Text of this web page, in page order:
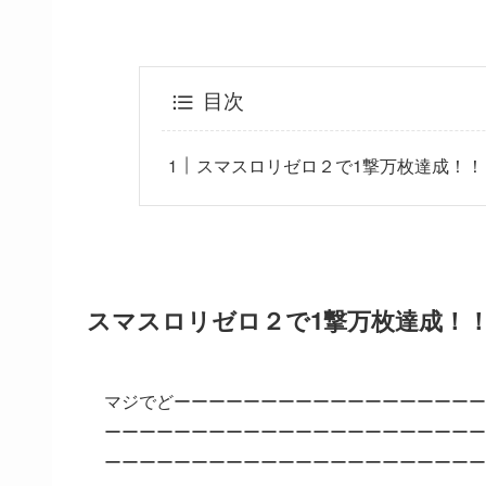
目次
スマスロリゼロ２で1撃万枚達成！！
スマスロリゼロ２で1撃万枚達成！
マジでどーーーーーーーーーーーーーーーーー
ーーーーーーーーーーーーーーーーーーーーー
ーーーーーーーーーーーーーーーーーーーーー